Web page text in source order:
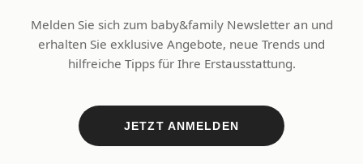
Melden Sie sich zum baby&family Newsletter an und
erhalten Sie exklusive Angebote, neue Trends und
hilfreiche Tipps für Ihre Erstausstattung.
JETZT ANMELDEN